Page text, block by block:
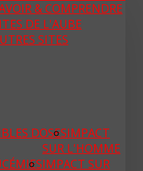
& COMPRENDRE
DOSESIMPACT
SUR L'HOMME
IMPACT SUR
DE L'AUBE
SITES